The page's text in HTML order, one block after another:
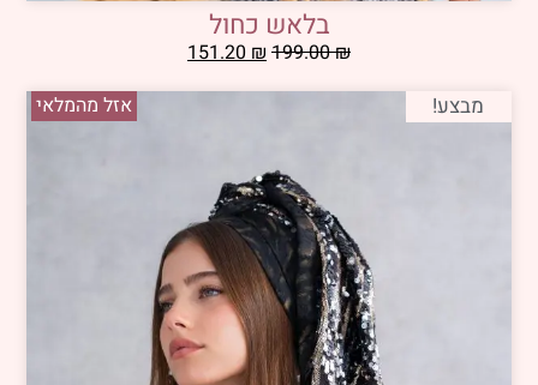
בלאש כחול
199.00₪
151.20₪
אזל מהמלאי
מבצע!